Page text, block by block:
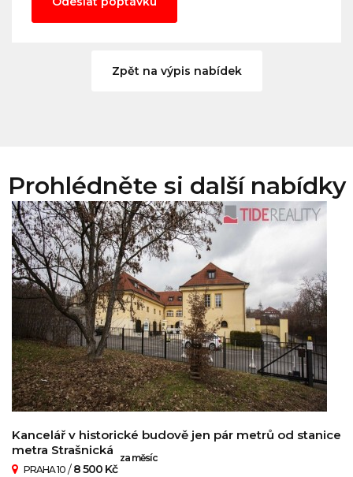
Zpět na výpis nabídek
Prohlédněte si další nabídky
Kancelář v historické budově jen pár metrů od stanice
metra Strašnická
PRAHA 10 /8 500 Kč
za měsíc